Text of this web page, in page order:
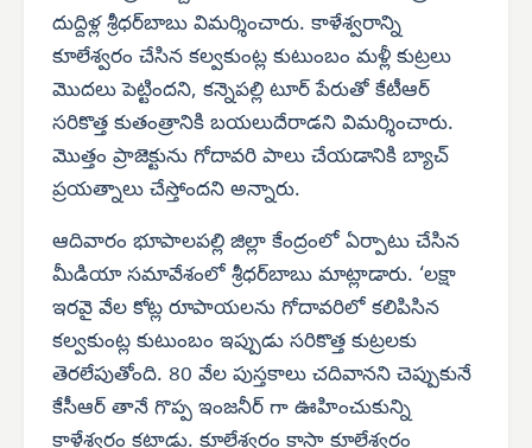
దుద్దిళ్ల శ్రీధర్‌బాబు విమర్శించారు. కాళేశ్వరాన్ని
కూలేశ్వరం చేసిన కల్వకుంట్ల కుటుంబం మళ్లీ కుట్రలు
మొదలు పెట్టిందని, కన్నెపల్లి టూర్ పేరుతో కేటీఆర్
సరికొత్త కుతంత్రానికి బయలుదేరాడని విమర్శించారు.
మొత్తం ప్రాజెక్టును గోదావరి పాలు చేయడానికి బ్యాచ్
ప్రయత్నాలు చేస్తోందని అన్నారు.
ఆదివారం భూపాలపల్లి జిల్లా కేంద్రంలో ఏర్పాటు చేసిన
మీడియా సమావేశంలో శ్రీధర్‌బాబు మాట్లాడారు. ‘లక్షా
ఇరవై వేల కోట్ల రూపాయలను గోదావరిలో కలిపిసిన
కల్వకుంట్ల కుటుంబం ఇప్పుడు సరికొత్త కుట్రలకు
తెరలేపుతోంది. 80 వేల పుస్తకాలు చదివానని చెప్పుకునే
కేసీఆర్ తానే గొప్ప ఇంజనీర్ గా ఊహించుకున్ని